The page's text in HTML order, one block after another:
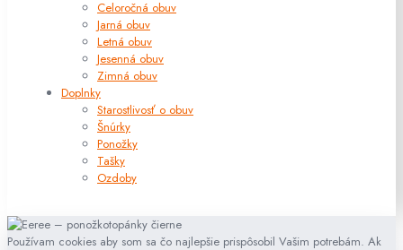
Celoročná obuv
Jarná obuv
Letná obuv
Jesenná obuv
Zimná obuv
Doplnky
Starostlivosť o obuv
Šnúrky
Ponožky
Tašky
Ozdoby
Používam cookies aby som sa čo najlepšie prispôsobil Vašim potrebám. Ak